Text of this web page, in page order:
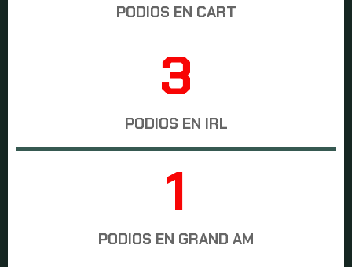
PODIOS EN CART
4
PODIOS EN IRL
2
PODIOS EN GRAND AM